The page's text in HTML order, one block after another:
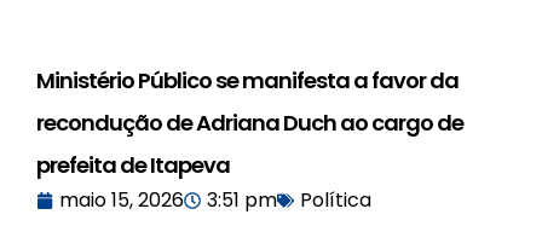
Ministério Público se manifesta a favor da
recondução de Adriana Duch ao cargo de
prefeita de Itapeva
maio 15, 2026 3:51 pm Política